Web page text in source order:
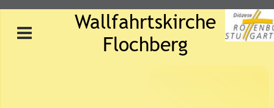
Wallfahrtskirche
Flochberg